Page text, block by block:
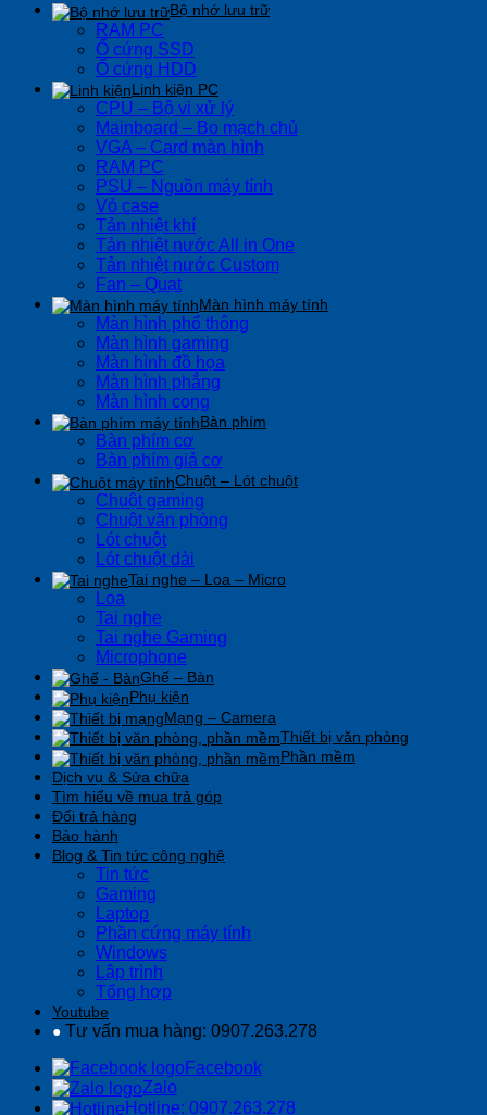
Bộ nhớ lưu trữ
RAM PC
Ổ cứng SSD
Ổ cứng HDD
Linh kiện PC
CPU – Bộ vi xử lý
Mainboard – Bo mạch chủ
VGA – Card màn hình
RAM PC
PSU – Nguồn máy tính
Vỏ case
Tản nhiệt khí
Tản nhiệt nước All in One
Tản nhiệt nước Custom
Fan – Quạt
Màn hình máy tính
Màn hình phổ thông
Màn hình gaming
Màn hình đồ họa
Màn hình phẳng
Màn hình cong
Bàn phím
Bàn phím cơ
Bàn phím giả cơ
Chuột – Lót chuột
Chuột gaming
Chuột văn phòng
Lót chuột
Lót chuột dài
Tai nghe – Loa – Micro
Loa
Tai nghe
Tai nghe Gaming
Microphone
Ghế – Bàn
Phụ kiện
Mạng – Camera
Thiết bị văn phòng
Phần mềm
Dịch vụ & Sửa chữa
Tìm hiểu về mua trả góp
Đổi trả hàng
Bảo hành
Blog & Tin tức công nghệ
Tin tức
Gaming
Laptop
Phần cứng máy tính
Windows
Lập trình
Tổng hợp
Youtube
● Tư vấn mua hàng: 0907.263.278
Facebook
Zalo
Hotline: 0907.263.278